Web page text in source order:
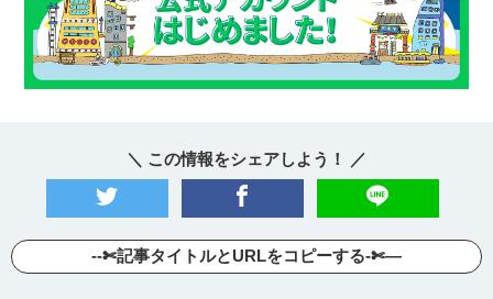
＼ この情報をシェアしよう！ ／
--✄記事タイトルとURLをコピーする-✄—